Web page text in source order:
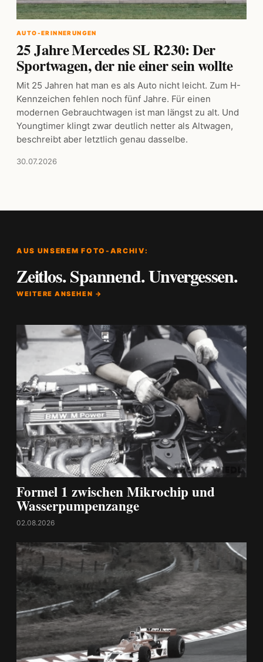
AUTO-ERINNERUNGEN
25 Jahre Mercedes SL R230: Der
Sportwagen, der nie einer sein wollte
Mit 25 Jahren hat man es als Auto nicht leicht. Zum H-
Kennzeichen fehlen noch fünf Jahre. Für einen
modernen Gebrauchtwagen ist man längst zu alt. Und
Youngtimer klingt zwar deutlich netter als Altwagen,
beschreibt aber letztlich genau dasselbe.
30.07.2026
AUS UNSEREM FOTO-ARCHIV:
Zeitlos. Spannend. Unvergessen.
WEITERE ANSEHEN →
Formel 1 zwischen Mikrochip und
Wasserpumpenzange
02.08.2026